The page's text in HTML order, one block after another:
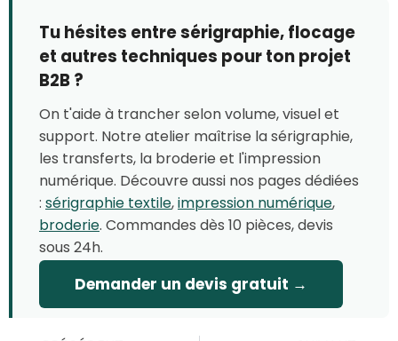
Tu hésites entre sérigraphie, flocage
et autres techniques pour ton projet
B2B ?
On t'aide à trancher selon volume, visuel et
support. Notre atelier maîtrise la sérigraphie,
les transferts, la broderie et l'impression
numérique. Découvre aussi nos pages dédiées
: sérigraphie textile,impression numérique,
broderie. Commandes dès 10 pièces, devis
sous 24h.
Demander un devis gratuit →